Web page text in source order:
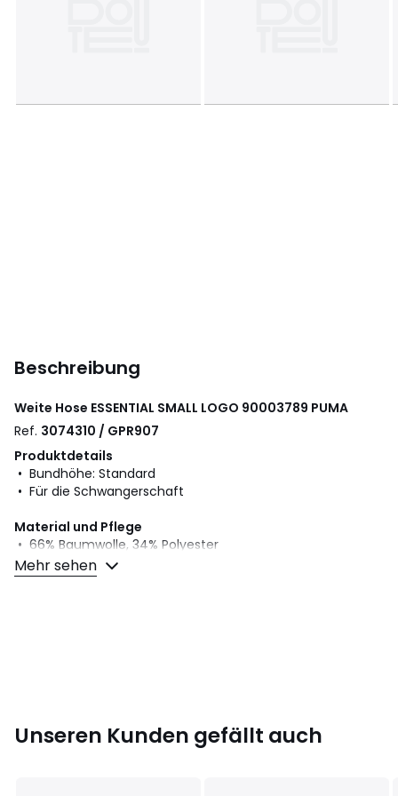
Beschreibung
Weite Hose ESSENTIAL SMALL LOGO 90003789 PUMA
Ref. 3074310 / GPR907
Produktdetails
• Bundhöhe: Standard
• Für die Schwangerschaft
Material und Pflege
• 66% Baumwolle, 34% Polyester
• Bitte beachten Sie die Pflegehinweise auf dem Etikett
Mehr sehen
Unseren Kunden gefällt auch